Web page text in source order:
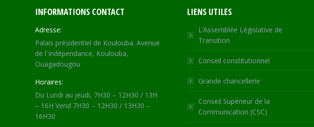
INFORMATIONS CONTACT
Adresse:
Palais présidentiel de Koulouba. Avenue
de l´Indépendance, Koulouba,
Ouagadougou
Horaires:
Du Lundi au jeudi, 7H30 – 12H30 / 13H
– 16H Vend 7H30 – 12H30 / 13H30 –
16H30
LIENS UTILES
L’Assemblée Législative de
Transition
Conseil constitutionnel
Grande chancellerie
Conseil Supérieur de la
Communication (CSC)